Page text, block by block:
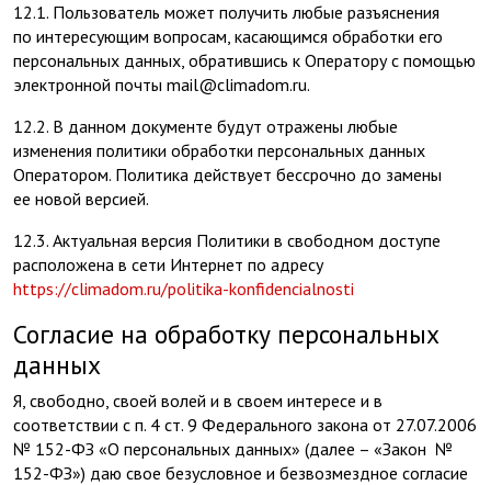
12.1. Пользователь может получить любые разъяснения
по интересующим вопросам, касающимся обработки его
персональных данных, обратившись к Оператору с помощью
электронной почты mail@climadom.ru.
12.2. В данном документе будут отражены любые
изменения политики обработки персональных данных
Оператором. Политика действует бессрочно до замены
ее новой версией.
12.3. Актуальная версия Политики в свободном доступе
расположена в сети Интернет по адресу
https://climadom.ru/politika-konfidencialnosti
Согласие на обработку персональных
данных
Я, свободно, своей волей и в своем интересе и в
соответствии с п. 4 ст. 9 Федерального закона от 27.07.2006
№ 152-ФЗ «О персональных данных» (далее – «Закон №
152-ФЗ») даю свое безусловное и безвозмездное согласие